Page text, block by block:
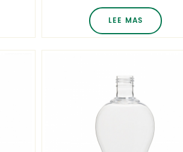
botellas de champú de plástico
agradable ¡Contáctanos gratis
para moldear botellas de plástico!
LEE MAS